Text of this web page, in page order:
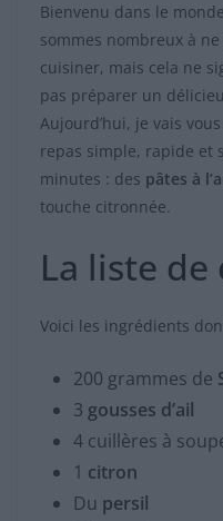
Bienvenu dans le
sommes nombreux à
cuisiner, mais cela ne
pas préparer un
Aujourd’hui, je vais
repas simple, rapide et
minutes : des pâtes à
touche citronnée.
La liste de
Voici les ingrédients
200 grammes de
3 gousses d’ail
4 cuillères à
1 citron
Du persil